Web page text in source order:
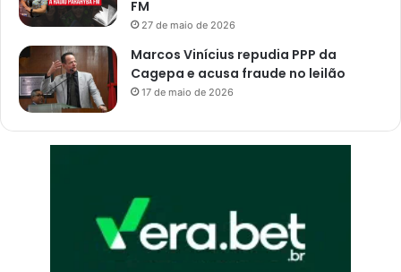
FM
27 de maio de 2026
Marcos Vinícius repudia PPP da
Cagepa e acusa fraude no leilão
17 de maio de 2026